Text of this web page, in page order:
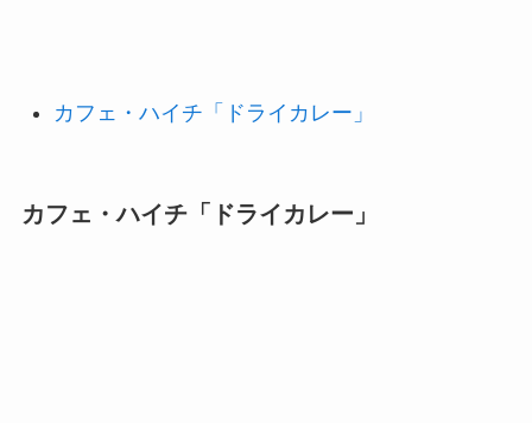
カフェ・ハイチ「ドライカレー」
カフェ・ハイチ「ドライカレー」